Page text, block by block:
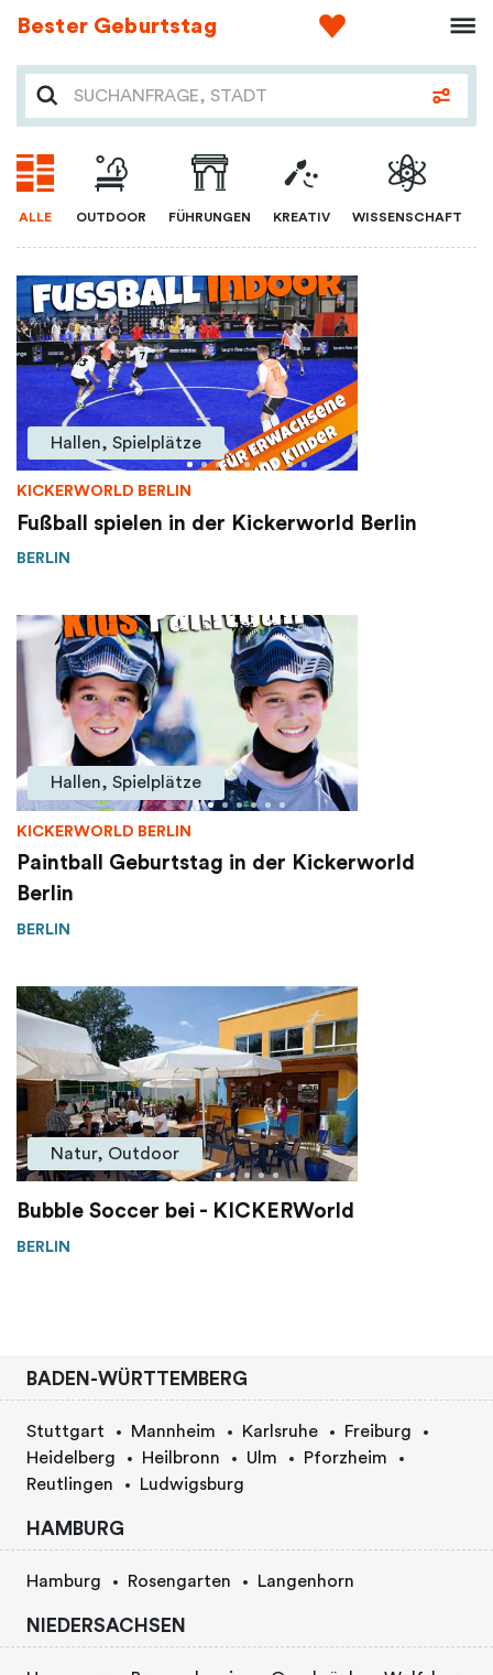
Bester Geburtstag
ALLE OUTDOOR FÜHRUNGEN KREATIV WISSENSCHAFT
Hallen, Spielplätze
KICKERWORLD BERLIN
Fußball spielen in der Kickerworld Berlin
BERLIN
Hallen, Spielplätze
KICKERWORLD BERLIN
Paintball Geburtstag in der Kickerworld
Berlin
BERLIN
Natur, Outdoor
Bubble Soccer bei - KICKERWorld
BERLIN
BADEN-WÜRTTEMBERG
Stuttgart Mannheim Karlsruhe
Freiburg
Heidelberg
Heilbronn Ulm
Pforzheim
Reutlingen
Ludwigsburg
HAMBURG
Hamburg Rosengarten Langenhorn
NIEDERSACHSEN